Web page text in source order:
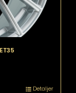
Detaljer